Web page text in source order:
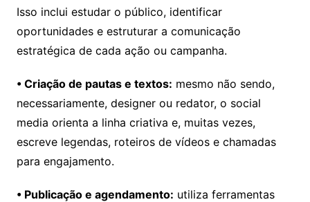
Isso inclui estudar o público, identificar
oportunidades e estruturar a comunicação
estratégica de cada ação ou campanha.
• Criação de pautas e textos: mesmo não sendo,
necessariamente, designer ou redator, o social
media orienta a linha criativa e, muitas vezes,
escreve legendas, roteiros de vídeos e chamadas
para engajamento.
• Publicação e agendamento: utiliza ferramentas